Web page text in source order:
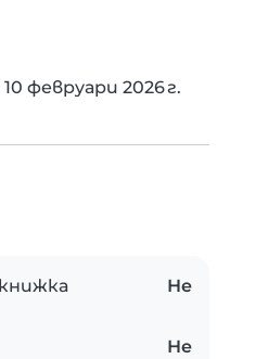
10 февруари 2026 г.
Не
Не